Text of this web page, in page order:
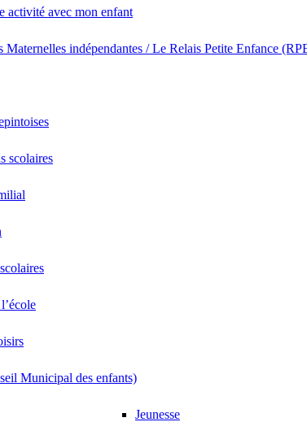
activité avec mon enfant
Maternelles indépendantes / Le Relais Petite Enfance
scolaires
Municipal des enfants)
Jeunesse